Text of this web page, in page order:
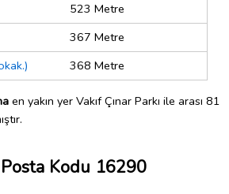
523 Metre
367 Metre
368 Metre
en yakın yer Vakıf Çınar Parkı ile arası 81
Kodu 16290